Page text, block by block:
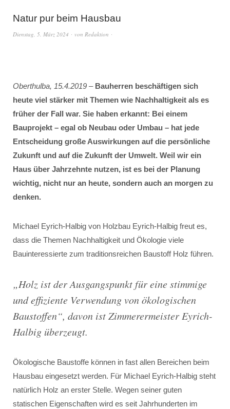
Natur pur beim Hausbau
Dienstag, 5. März 2024 von Redaktion
Oberthulba, 15.4.2019 – Bauherren beschäftigen sich
heute viel stärker mit Themen wie Nachhaltigkeit als es
früher der Fall war. Sie haben erkannt: Bei einem
Bauprojekt – egal ob Neubau oder Umbau – hat jede
Entscheidung große Auswirkungen auf die persönliche
Zukunft und auf die Zukunft der Umwelt. Weil wir ein
Haus über Jahrzehnte nutzen, ist es bei der Planung
wichtig, nicht nur an heute, sondern auch an morgen zu
denken.
Michael Eyrich-Halbig von Holzbau Eyrich-Halbig freut es,
dass die Themen Nachhaltigkeit und Ökologie viele
Bauinteressierte zum traditionsreichen Baustoff Holz führen.
„Holz ist der Ausgangspunkt für eine stimmige
und effiziente Verwendung von ökologischen
Baustoffen“, davon ist Zimmerermeister Eyrich-
Halbig überzeugt.
Ökologische Baustoffe können in fast allen Bereichen beim
Hausbau eingesetzt werden. Für Michael Eyrich-Halbig steht
natürlich Holz an erster Stelle. Wegen seiner guten
statischen Eigenschaften wird es seit Jahrhunderten im